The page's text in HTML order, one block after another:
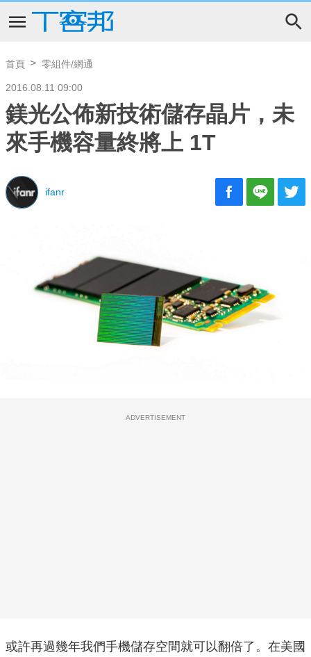
首頁 零組件/網通
2016.08.11 09:00
鎂光公佈新技術儲存晶片，未
來手機容量終將上 1T
ifanr
ADVERTISEMENT
或許再過幾年我們手機儲存空間就可以翻倍了。在美國